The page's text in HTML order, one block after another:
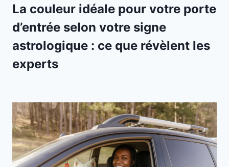
La couleur idéale pour votre porte
d’entrée selon votre signe
astrologique : ce que révèlent les
experts